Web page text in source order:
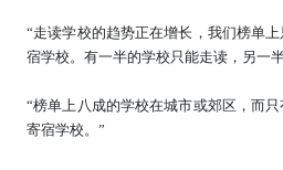
“走读学校的趋势正在增长，我们榜单
宿学校。有一半的学校只能走读，另一
“榜单上八成的学校在城市或郊区，而
寄宿学校。 ”